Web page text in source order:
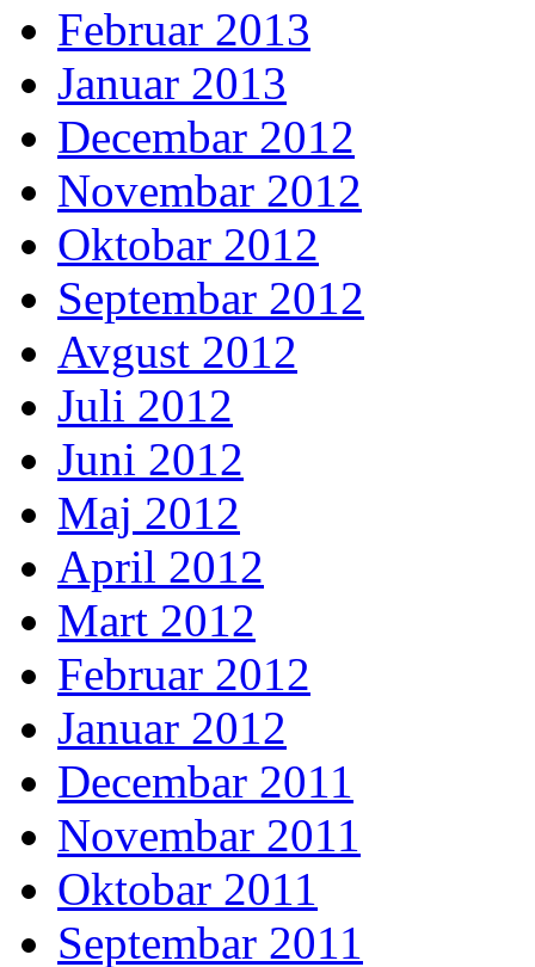
Februar 2013
Januar 2013
Decembar 2012
Novembar 2012
Oktobar 2012
Septembar 2012
Avgust 2012
Juli 2012
Juni 2012
Maj 2012
April 2012
Mart 2012
Februar 2012
Januar 2012
Decembar 2011
Novembar 2011
Oktobar 2011
Septembar 2011